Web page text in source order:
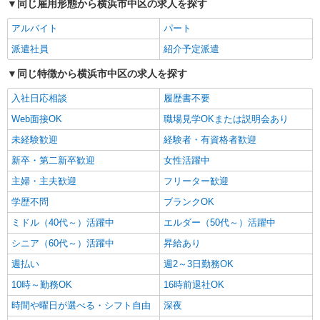
当:60円/時間 ・身体介護手当:500円/時間 ・早朝夜
間深夜手当:300円/時間 （18:00〜翌07:59の時間
帯） ・ICT手当:2,000円/月 ・深夜割増は別途支給
土日祝日手当:100円/時間含む ※給与幅は資格・経
験等による
神奈川県横浜市中区根岸町2-85-5 ハートビー
トベース横濱根岸
キープ 詳細を見る
派遣社員
株式会社kotrio /●YK-H-1953944
根岸駅｜シニア向けマンションでの生活サポー
ト・フロアの巡回
時給1600円〜2250円 ＜日払い有/週払い有/交
通費全支給(ガソリン代含む)＞
横浜市中区≪最寄駅：根岸駅≫
キープ
派遣社員
株式会社kotrio /●YK-H-1560121
《レア求人》山手駅｜1回24,375円〜。穴場の
同じ雇用形態から横浜市中区の求人を探す
アルバイト
パート
派遣社員
紹介予定派遣
同じ特徴から横浜市中区の求人を探す
入社日応相談
履歴書不要
Web面接OK
職場見学OKまたは説明会あり
未経験歓迎
経験者・有資格者歓迎
新卒・第二新卒歓迎
女性活躍中
主婦・主夫歓迎
フリーター歓迎
学歴不問
ブランクOK
ミドル（40代～）活躍中
エルダー（50代～）活躍中
シニア（60代～）活躍中
昇給あり
週払い
週2～3日勤務OK
10時～勤務OK
16時前退社OK
時間や曜日が選べる・シフト自由
深夜